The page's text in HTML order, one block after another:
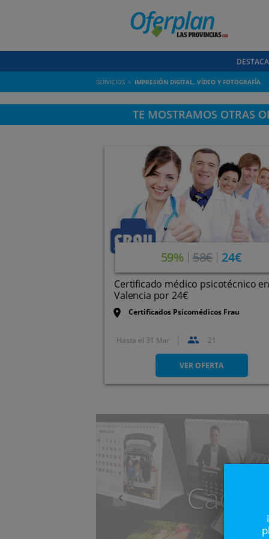
SERVICIOS IMPRESIÓN DIGITAL, VÍDEO Y FOTOGRAFÍA
TE MOSTRAMOS OTRAS
59% 58€ 24€
Certificado médico psicotécnico en
Valencia por 24€
Certificados Psicomédicos Frau
C/ Mora de Rubielos, 14
(Valencia)
Hasta el 31 Mar 21
VER OFERTA
Anterior